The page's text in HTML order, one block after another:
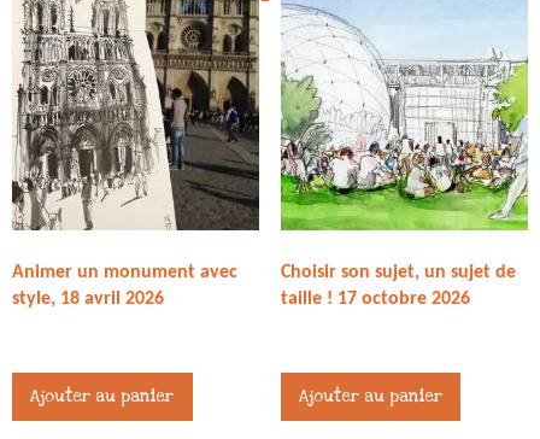
Animer un monument avec
style, 18 avril 2026
Ajouter au panier
Choisir son sujet, un sujet de
taille ! 17 octobre 2026
Ajouter au panier